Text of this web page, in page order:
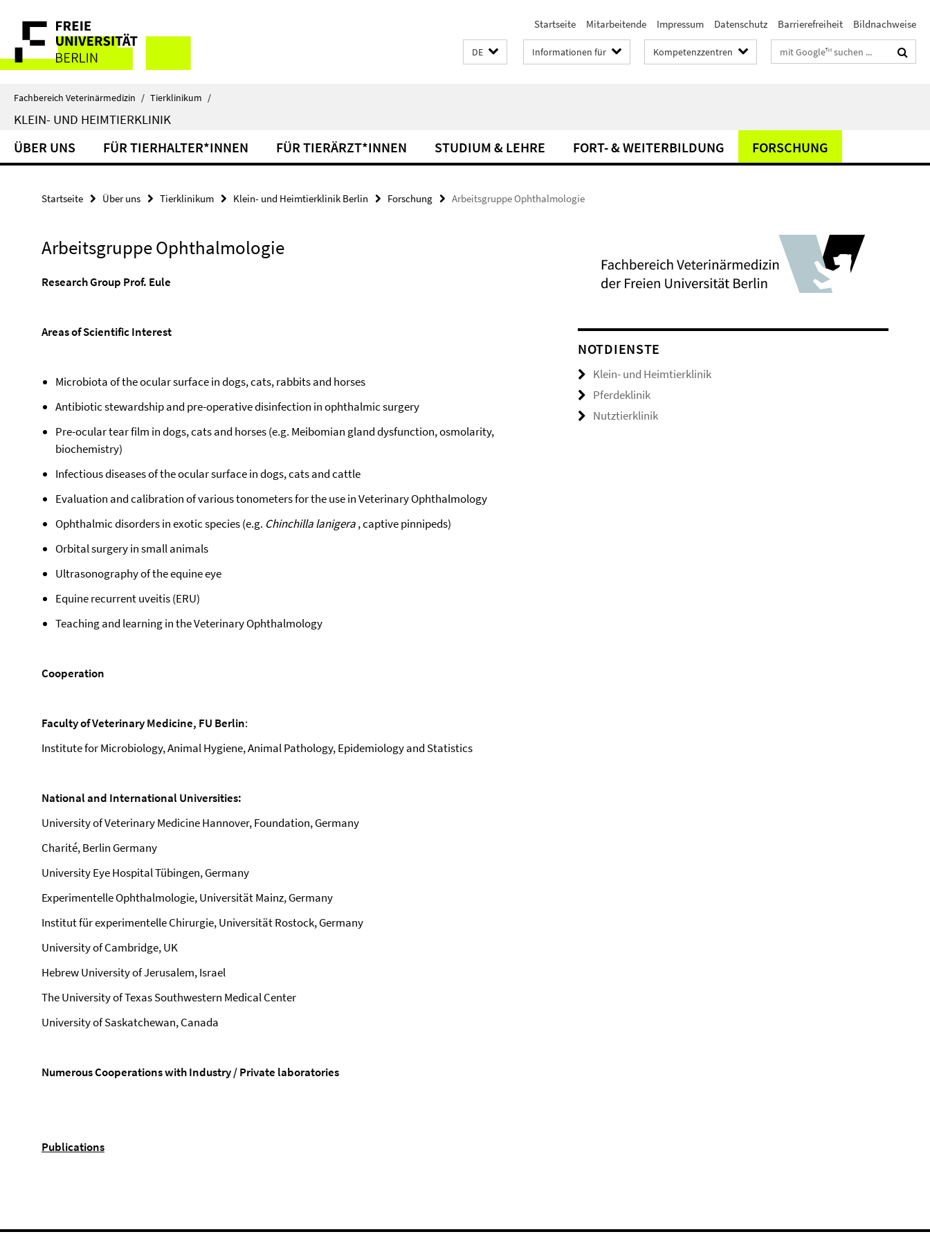
direkt
Inhalt
Service-
Navigation
Startseite Mitarbeitende Impressum Datenschutz Barrierefreiheit Bildnachweise
DE Informationen für Kompetenzzentren Suchbegriffe
Fachbereich Veterinärmedizin / Tierklinikum /
KLEIN- UND HEIMTIERKLINIK
ÜBER UNS FÜR TIERHALTER*INNEN FÜR TIERÄRZT*INNEN STUDIUM & LEHRE FORT- & WEITERBILDUNG FORSCHUNG
Startseite Über uns Tierklinikum Klein- und Heimtierklinik Berlin Forschung Arbeitsgruppe Ophthalmologie
Arbeitsgruppe Ophthalmologie
Research Group Prof. Eule
Areas of Scientific Interest
Microbiota of the ocular surface in dogs, cats, rabbits and horses
Antibiotic stewardship and pre-operative disinfection in ophthalmic surgery
Pre-ocular tear film in dogs, cats and horses (e.g. Meibomian gland dysfunction, osmolarity,
biochemistry)
Infectious diseases of the ocular surface in dogs, cats and cattle
Evaluation and calibration of various tonometers for the use in Veterinary Ophthalmology
Ophthalmic disorders in exotic species (e.g. Chinchilla lanigera, captive pinnipeds)
Orbital surgery in small animals
Ultrasonography of the equine eye
Equine recurrent uveitis (ERU)
Teaching and learning in the Veterinary Ophthalmology
Cooperation
Faculty of Veterinary Medicine, FU Berlin:
Institute for Microbiology, Animal Hygiene, Animal Pathology, Epidemiology and Statistics
National and International Universities:
University of Veterinary Medicine Hannover, Foundation, Germany
Charité, Berlin Germany
University Eye Hospital Tübingen, Germany
Experimentelle Ophthalmologie, Universität Mainz, Germany
Institut für experimentelle Chirurgie, Universität Rostock, Germany
University of Cambridge, UK
Hebrew University of Jerusalem, Israel
The University of Texas Southwestern Medical Center
University of Saskatchewan, Canada
Numerous Cooperations with Industry / Private laboratories
Publications
NOTDIENSTE
Klein- und Heimtierklinik
Pferdeklinik
Nutztierklinik